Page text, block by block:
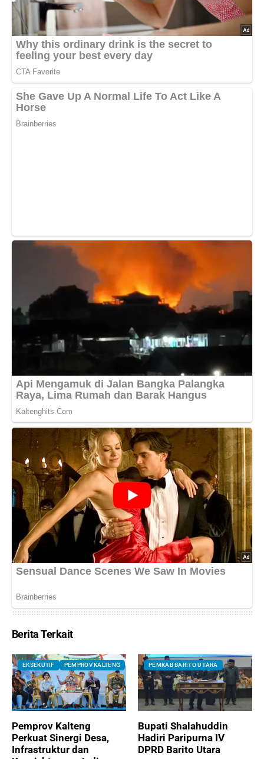
Berita Terkait
EKSEKUTIF PEMPROV KALTENG
Pemprov Kalteng
Perkuat Sinergi Desa,
Infrastruktur dan
PEMKAB BARITO UTARA
Bupati Shalahuddin
Hadiri Paripurna IV
DPRD Barito Utara